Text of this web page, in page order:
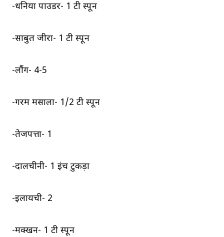
-धनिया पाउडर- 1 टी स्पून
-साबुत जीरा- 1 टी स्पून
-लौंग- 4-5
-गरम मसाला- 1/2 टी स्पून
-तेजपत्ता- 1
-दालचीनी- 1 इंच टुकड़ा
-इलायची- 2
-मक्खन- 1 टी स्पून